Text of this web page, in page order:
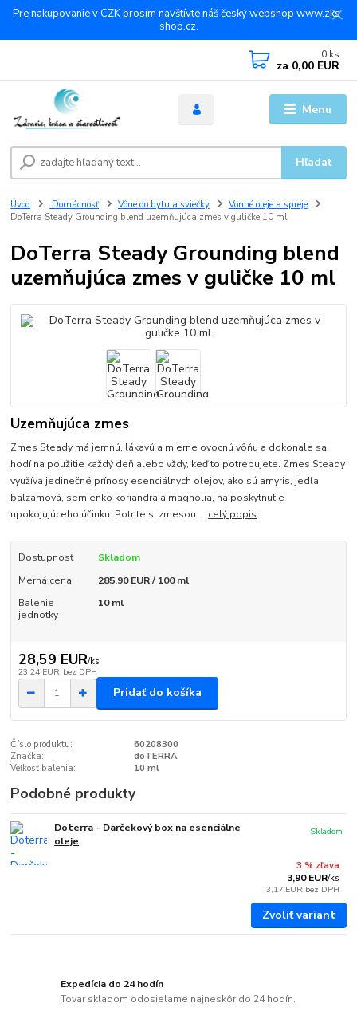
Pre nakupovanie v CZK prosím navštívte náš český webshop www.zks-
shop.cz.
Menu
Hľadať
0 ks
za 0,00 EUR
Úvod Domácnosť Vône do bytu a sviečky
Vonné oleje a spreje
DoTerra Steady Grounding blend uzemňujúca zmes v guličke 10 ml
DoTerra Steady Grounding blend
uzemňujúca zmes v guličke 10 ml
Uzemňujúca zmes
Zmes Steady má jemnú, lákavú a mierne ovocnú vôňu a dokonale sa
hodí na použitie každý deň alebo vždy, keď to potrebujete. Zmes Steady
využíva jedinečné prínosy esenciálnych olejov, ako sú amyris, jedľa
balzamová, semienko koriandra a magnólia, na poskytnutie
upokojujúceho účinku. Potrite si zmesou ... celý popis
Dostupnosť
Skladom
Merná cena
285,90 EUR / 100 ml
Balenie
jednotky
10 ml
28,59 EUR/ks
23,24 EUR bez DPH
Pridať do košíka
Číslo produktu:
60208300
Značka:
doTERRA
Veľkosť balenia:
10 ml
Podobné produkty
Doterra - Darčekový box na esenciálne
oleje
3 % zľava
3,90 EUR/ks
3,17 EUR bez DPH
Skladom
Zvoliť variant
Expedícia do 24 hodín
Tovar skladom odosielame najneskôr do 24 hodín.